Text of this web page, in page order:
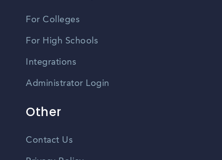
For Colleges
For High Schools
Integrations
Administrator Login
Other
Contact Us